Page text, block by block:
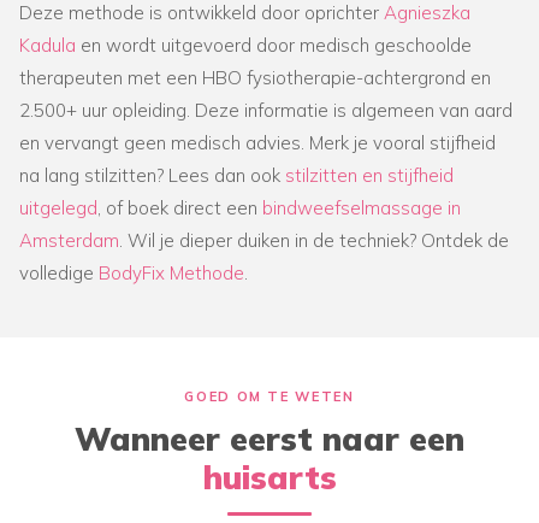
Deze methode is ontwikkeld door oprichter Agnieszka
Kadula en wordt uitgevoerd door medisch geschoolde
therapeuten met een HBO fysiotherapie-achtergrond en
2.500+ uur opleiding. Deze informatie is algemeen van aard
en vervangt geen medisch advies. Merk je vooral stijfheid
na lang stilzitten? Lees dan ook stilzitten en stijfheid
uitgelegd, of boek direct een bindweefselmassage in
Amsterdam. Wil je dieper duiken in de techniek? Ontdek de
volledige BodyFix Methode.
GOED OM TE WETEN
Wanneer eerst naar een
huisarts